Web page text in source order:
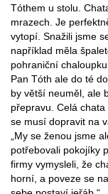
Tóthem u stolu.
mrazech. Je
vytopí. Snažili jsme
například měla
pohraniční
Pan Tóth ale do té
by větší neuměl, ale
přepravu. Celá
se musí dopravit na
„My se ženou jsme
potřebovali pokojíky
firmy vymysleli, že
horní, a poveze se